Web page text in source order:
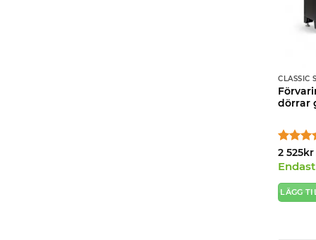
CLASSIC
dörrar
av 5
2 525kr
LÄGG